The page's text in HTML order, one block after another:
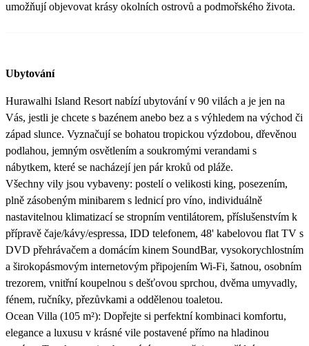
umožňují objevovat krásy okolních ostrovů a podmořského života.
Ubytování
Hurawalhi Island Resort nabízí ubytování v 90 vilách a je jen na
Vás, jestli je chcete s bazénem anebo bez a s výhledem na východ či
západ slunce. Vyznačují se bohatou tropickou výzdobou, dřevěnou
podlahou, jemným osvětlením a soukromými verandami s
nábytkem, které se nacházejí jen pár kroků od pláže.
Všechny vily jsou vybaveny: postelí o velikosti king, posezením,
plně zásobeným minibarem s lednicí pro víno, individuálně
nastavitelnou klimatizací se stropním ventilátorem, příslušenstvím k
přípravě čaje/kávy/espressa, IDD telefonem, 48' kabelovou flat TV s
DVD přehrávačem a domácím kinem SoundBar, vysokorychlostním
a širokopásmovým internetovým připojením Wi-Fi, šatnou, osobním
trezorem, vnitřní koupelnou s dešťovou sprchou, dvěma umyvadly,
fénem, ručníky, přezůvkami a oddělenou toaletou.
Ocean Villa (105 m²): Dopřejte si perfektní kombinaci komfortu,
elegance a luxusu v krásné vile postavené přímo na hladinou